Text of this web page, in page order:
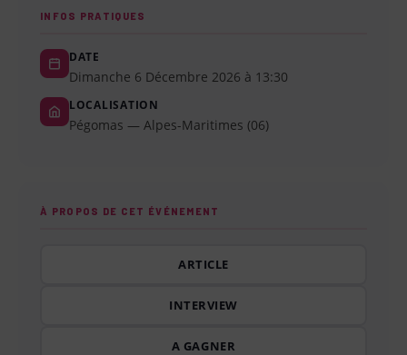
INFOS PRATIQUES
DATE
Dimanche 6 Décembre 2026 à 13:30
LOCALISATION
Pégomas — Alpes-Maritimes (06)
À PROPOS DE CET ÉVÉNEMENT
ARTICLE
INTERVIEW
A GAGNER